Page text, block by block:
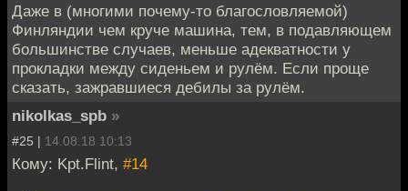
Даже в (многими почему-то благословляемой)
Финляндии чем круче машина, тем, в подавляющем
большинстве случаев, меньше адекватности у
прокладки между сиденьем и рулём. Если проще
сказать, зажравшиеся дебилы за рулём.
nikolkas_spb »
#25 | 14.08.18 10:13
Кому: Kpt.Flint, #14